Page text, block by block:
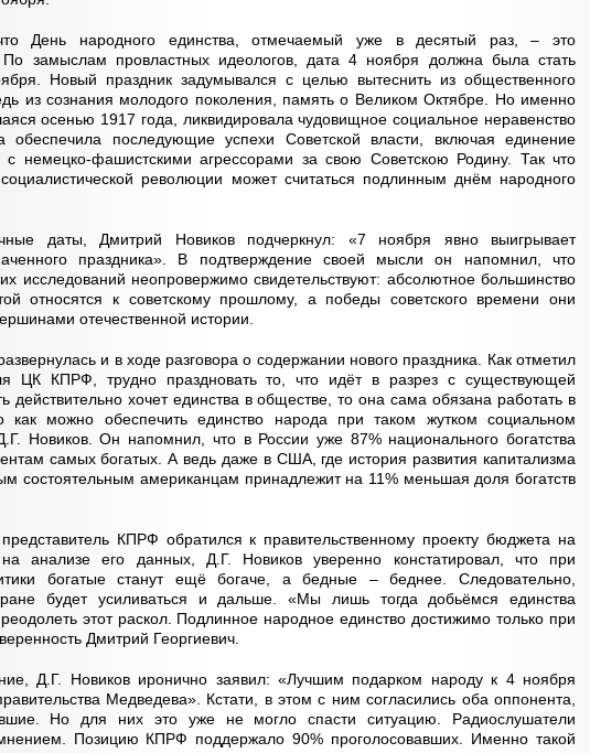
День народного единства, отмечаемый уже в десятый раз, – это
По замыслам провластных идеологов, дата 4 ноября должна была стать
Новый праздник задумывался с целью вытеснить из общественного
из сознания молодого поколения, память о Великом Октябре. Но именно
осенью 1917 года, ликвидировала чудовищное социальное неравенство
последующие успехи Советской власти, включая единение
немецко-фашистскими агрессорами за свою Советскою Родину. Так что
революции может считаться подлинным днём народного
даты, Дмитрий Новиков подчеркнул: «7 ноября явно выигрывает
праздника». В подтверждение своей мысли он напомнил, что
исследований неопровержимо свидетельствуют: абсолютное большинство
относятся к советскому прошлому, а победы советского времени они
отечественной истории.
и в ходе разговора о содержании нового праздника. Как отметил
ЦК КПРФ, трудно праздновать то, что идёт в разрез с существующей
действительно хочет единства в обществе, то она сама обязана работать в
как можно обеспечить единство народа при таком жутком социальном
Новиков. Он напомнил, что в России уже 87% национального богатства
самых богатых. А ведь даже в США, где история развития капитализма
состоятельным американцам принадлежит на 11% меньшая доля богатств
КПРФ обратился к правительственному проекту бюджета на
анализе его данных, Д.Г. Новиков уверенно констатировал, что при
богатые станут ещё богаче, а бедные – беднее. Следовательно,
будет усиливаться и дальше. «Мы лишь тогда добьёмся единства
этот раскол. Подлинное народное единство достижимо только при
Дмитрий Георгиевич.
Д.Г. Новиков иронично заявил: «Лучшим подарком народу к 4 ноября
Медведева». Кстати, в этом с ним согласились оба оппонента,
Но для них это уже не могло спасти ситуацию. Радиослушатели
Позицию КПРФ поддержало 90% проголосовавших. Именно такой